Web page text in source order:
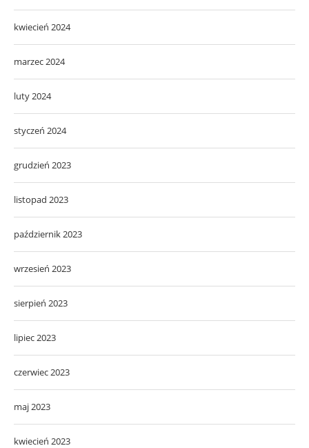
kwiecień 2024
marzec 2024
luty 2024
styczeń 2024
grudzień 2023
listopad 2023
październik 2023
wrzesień 2023
sierpień 2023
lipiec 2023
czerwiec 2023
maj 2023
kwiecień 2023